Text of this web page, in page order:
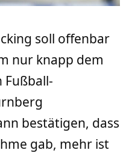
soll offenbar
nur knapp dem
Fußball-
bestätigen, dass
gab, mehr ist